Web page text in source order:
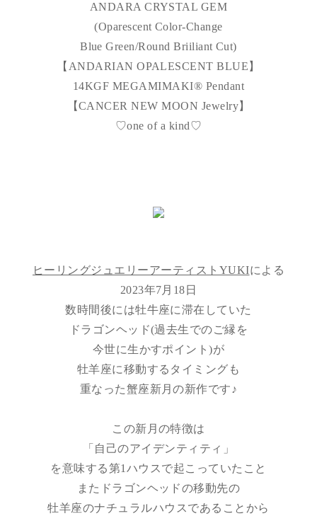
ANDARA CRYSTAL GEM
(Oparescent Color-Change
Blue Green/Round Briiliant Cut)
【ANDARIAN OPALESCENT BLUE】
14KGF MEGAMIMAKI®︎ Pendant
【CANCER NEW MOON Jewelry】
♡one of a kind♡
ヒーリングジュエリーアーティストYUKIによる
2023年7月18日
数時間後には牡牛座に滞在していた
ドラゴンヘッド(過去生でのご縁を
今世に生かすポイント)が
牡羊座に移動するタイミングも
重なった蟹座新月の新作です♪
この新月の特徴は
「自己のアイデンティティ」
を意味する第1ハウスで起こっていたこと
またドラゴンヘッドの移動先の
牡羊座のナチュラルハウスであることから